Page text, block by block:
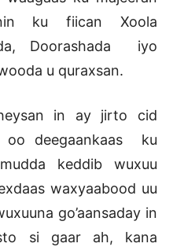
ku fiican Xoola
Doorashada iyo
u quraxsan.
in ay jirto cid
oo deegaankaas ku
keddib wuxuu
waxyaabood uu
go’aansaday in
si gaar ah, kana